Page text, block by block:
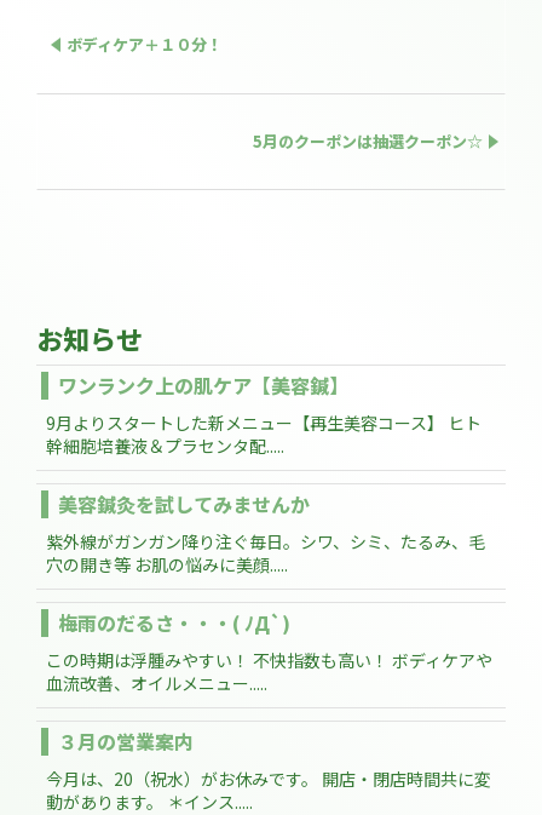
ボディケア＋１０分！
5月のクーポンは抽選クーポン☆
お知らせ
ワンランク上の肌ケア【美容鍼】
9月よりスタートした新メニュー【再生美容コース】 ヒト
幹細胞培養液＆プラセンタ配.....
美容鍼灸を試してみませんか
紫外線がガンガン降り注ぐ毎日。シワ、シミ、たるみ、毛
穴の開き等 お肌の悩みに美顔.....
梅雨のだるさ・・・( ﾉД`)
この時期は浮腫みやすい！ 不快指数も高い！ ボディケアや
血流改善、オイルメニュー.....
３月の営業案内
今月は、20（祝水）がお休みです。 開店・閉店時間共に変
動があります。 ＊インス.....